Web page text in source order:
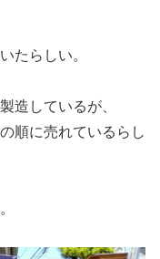
たらしい。
造しているが、
に売れているらし